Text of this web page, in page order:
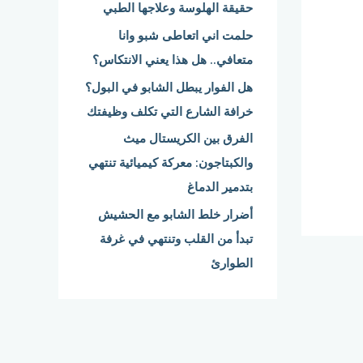
:
حقيقة الهلوسة وعلاجها الطبي
حلمت اني اتعاطى شبو وانا
متعافي.. هل هذا يعني الانتكاس؟
هل الفوار يبطل الشابو في البول؟
خرافة الشارع التي تكلف وظيفتك
الفرق بين الكريستال ميث
والكبتاجون: معركة كيميائية تنتهي
بتدمير الدماغ
أضرار خلط الشابو مع الحشيش
تبدأ من القلب وتنتهي في غرفة
الطوارئ